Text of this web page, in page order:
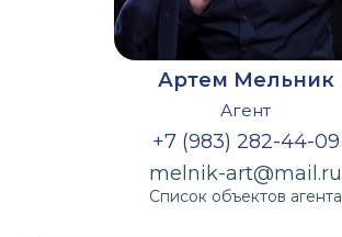
Артем Мельник
Агент
+7 (983) 282-44-09
melnik-art@mail.ru
Список объектов агента